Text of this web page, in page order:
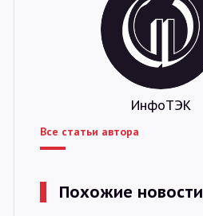
ИнфоТЭК
Все статьи автора
Похожие новости